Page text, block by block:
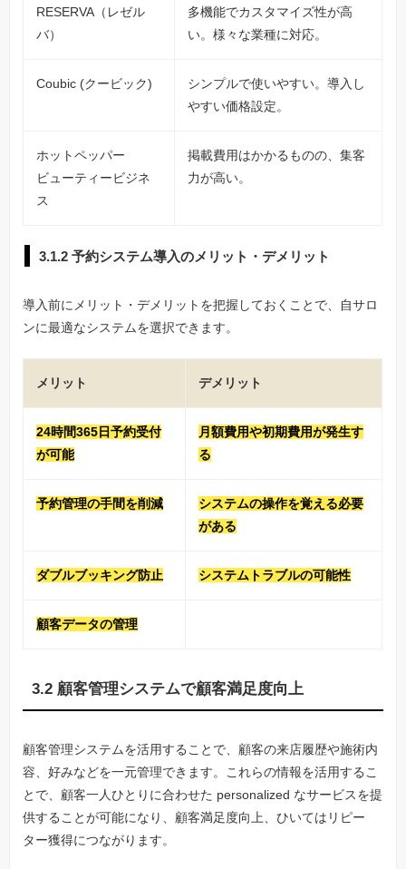
RESERVA（レゼル
バ）
多機能でカスタマイズ性が高
い。様々な業種に対応。
Coubic (クービック)
シンプルで使いやすい。導入し
やすい価格設定。
ホットペッパー
ビューティービジネ
ス
掲載費用はかかるものの、集客
力が高い。
3.1.2 予約システム導入のメリット・デメリット
導入前にメリット・デメリットを把握しておくことで、自サロ
ンに最適なシステムを選択できます。
メリット デメリット
24時間365日予約受付
が可能
月額費用や初期費用が発生す
る
予約管理の手間を削減
システムの操作を覚える必要
がある
ダブルブッキング防止 システムトラブルの可能性
顧客データの管理
3.2 顧客管理システムで顧客満足度向上
顧客管理システムを活用することで、顧客の来店履歴や施術内
容、好みなどを一元管理できます。これらの情報を活用するこ
とで、顧客一人ひとりに合わせた personalized なサービスを提
供することが可能になり、顧客満足度向上、ひいてはリピー
ター獲得につながります。